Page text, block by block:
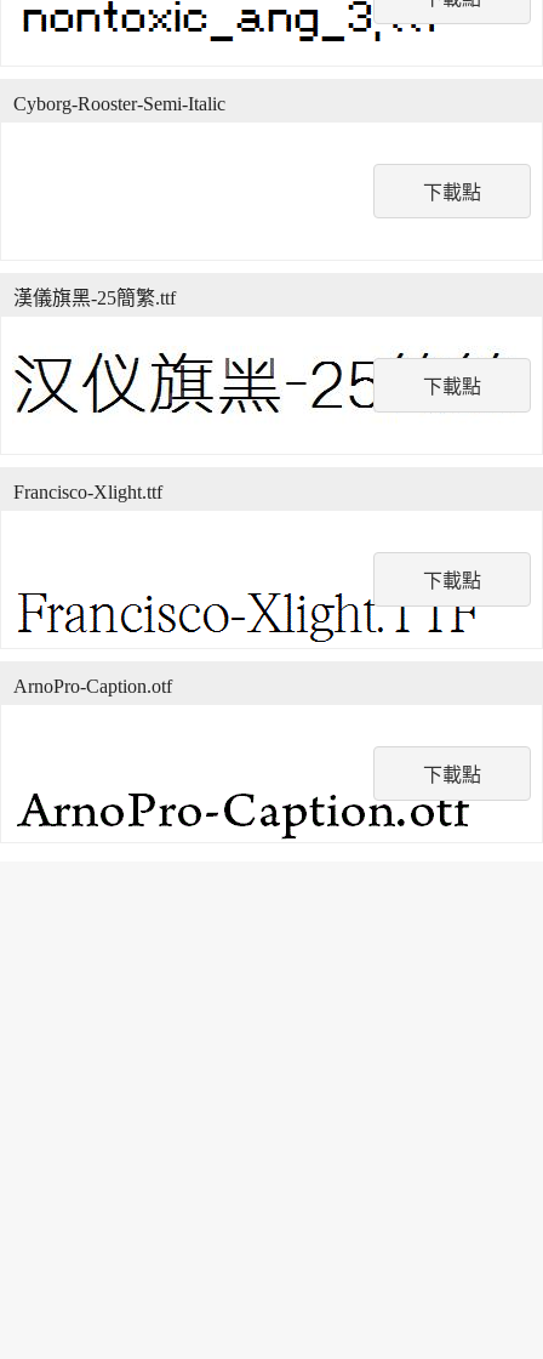
下載點
Cyborg-Rooster-Semi-Italic
下載點
漢儀旗黑-25簡繁.ttf
下載點
Francisco-Xlight.ttf
下載點
ArnoPro-Caption.otf